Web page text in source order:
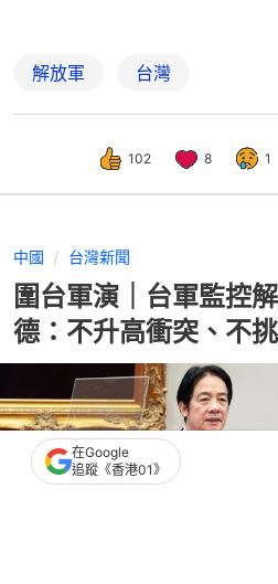
解放軍 台灣
102 8 1
中國 台灣新聞
圍台軍演｜台軍監控
德：不升高衝突、不
在Google
追蹤《香港01》